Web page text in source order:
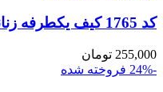
کد 1765 کیف یکطرفه زنانه دیور
255,000 تومان
-24%
فروخته شده